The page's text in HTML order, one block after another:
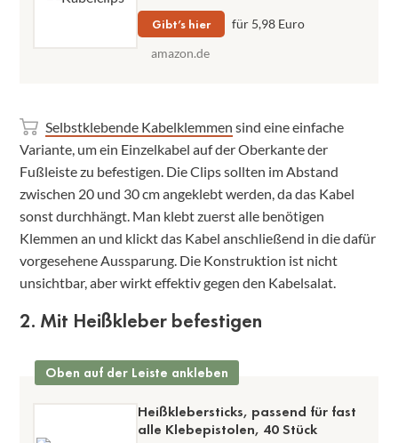
Gibt’s hier
für 5,98 Euro
amazon.de
Selbstklebende Kabelklemmen sind eine einfache
Variante, um ein Einzelkabel auf der Oberkante der
Fußleiste zu befestigen. Die Clips sollten im Abstand
zwischen 20 und 30 cm angeklebt werden, da das Kabel
sonst durchhängt. Man klebt zuerst alle benötigen
Klemmen an und klickt das Kabel anschließend in die dafür
vorgesehene Aussparung. Die Konstruktion ist nicht
unsichtbar, aber wirkt effektiv gegen den Kabelsalat.
2. Mit Heißkleber befestigen
Oben auf der Leiste ankleben
Heißklebersticks, passend für fast
alle Klebepistolen, 40 Stück